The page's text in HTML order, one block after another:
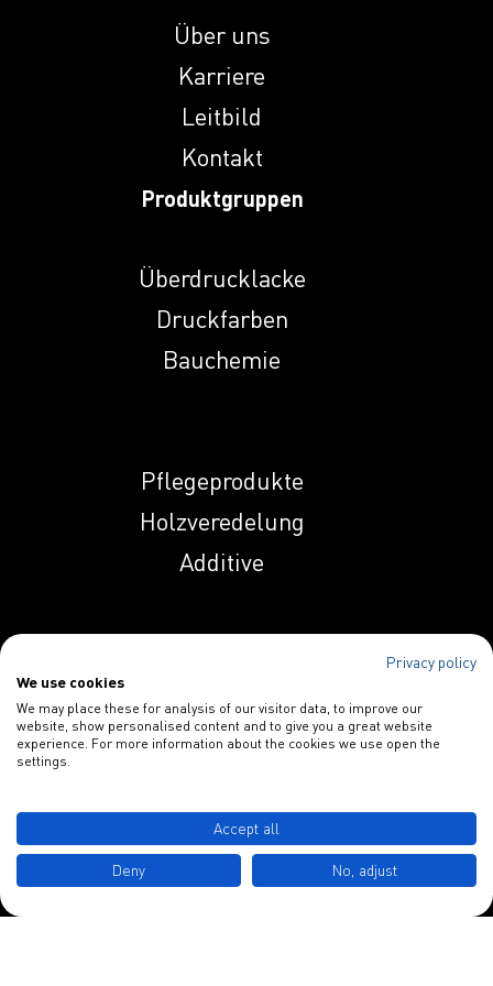
Induprint SE 181
Induprint SE 1837
Induprint SE 1985
Induprint SE 2041
Induprint SE 255
Induprint SE 2954
Über uns
Karriere
Leitbild
Kontakt
Produktgruppen
Überdrucklacke
Druckfarben
Bauchemie
Pflegeprodukte
Holzveredelung
Additive
Papieradditive
Schulstraße 3
D-49577 Ankum
Privacy policy
We use cookies
We may place these for analysis of our visitor data, to improve our
website, show personalised content and to give you a great website
experience. For more information about the cookies we use open the
settings.
Accept all
Deny No, adjust